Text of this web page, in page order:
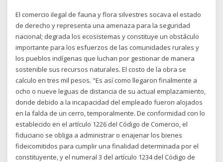
El comercio ilegal de fauna y flora silvestres socava el estado
de derecho y representa una amenaza para la seguridad
nacional; degrada los ecosistemas y constituye un obstáculo
importante para los esfuerzos de las comunidades rurales y
los pueblos indígenas que luchan por gestionar de manera
sostenible sus recursos naturales. El costo de la obra se
calculo en tres mil pesos. "Es así como llegaron finalmente a
ocho o nueve leguas de distancia de su actual emplazamiento,
donde debido a la incapacidad del empleado fueron alojados
en la falda de un cerro, temporalmente. De conformidad con lo
establecido en el artículo 1226 del Código de Comercio, el
fiduciario se obliga a administrar o enajenar los bienes
fideicomitidos para cumplir una finalidad determinada por el
constituyente, y el numeral 3 del artículo 1234 del Código de